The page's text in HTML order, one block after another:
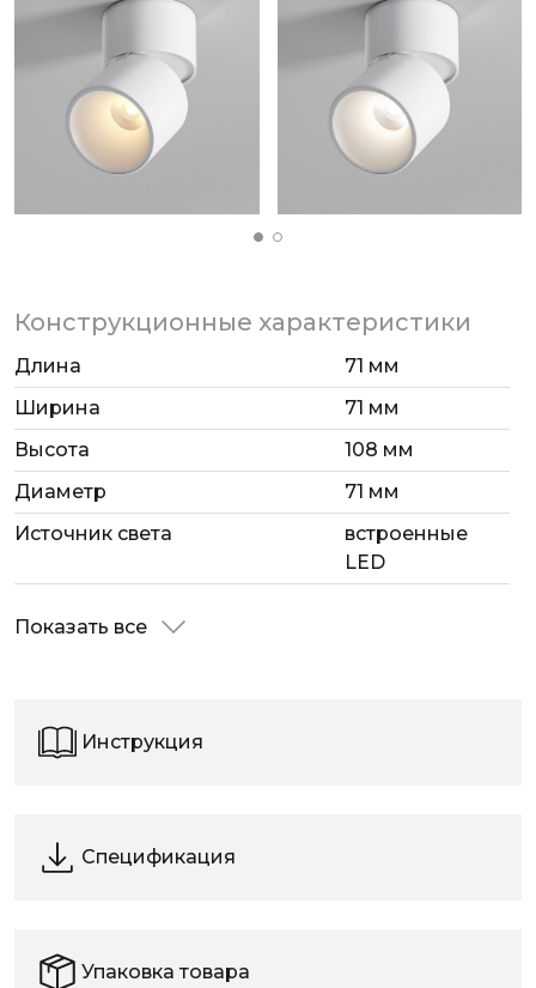
Конструкционные характеристики
Длина
71 мм
Ширина
71 мм
Высота
108 мм
Диаметр
71 мм
Источник света
встроенные
LED
Показать все
Инструкция
Спецификация
Упаковка товара